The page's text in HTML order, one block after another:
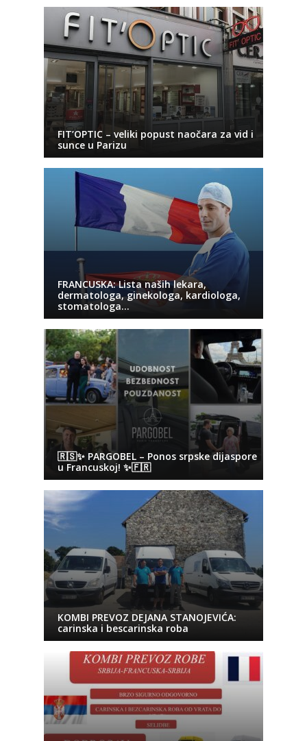
FIT’OPTIC – veliki popust naočara za vid i
sunce u Parizu
FRANCUSKA: Lista naših lekara,
dermatologa, ginekologa, kardiologa,
stomatologa…
🇷🇸✨ PARGOBEL – Ponos srpske dijaspore
u Francuskoj! ✨🇫🇷
KOMBI PREVOZ DEJANA STANOJEVIĆA:
carinska i bescarinska roba